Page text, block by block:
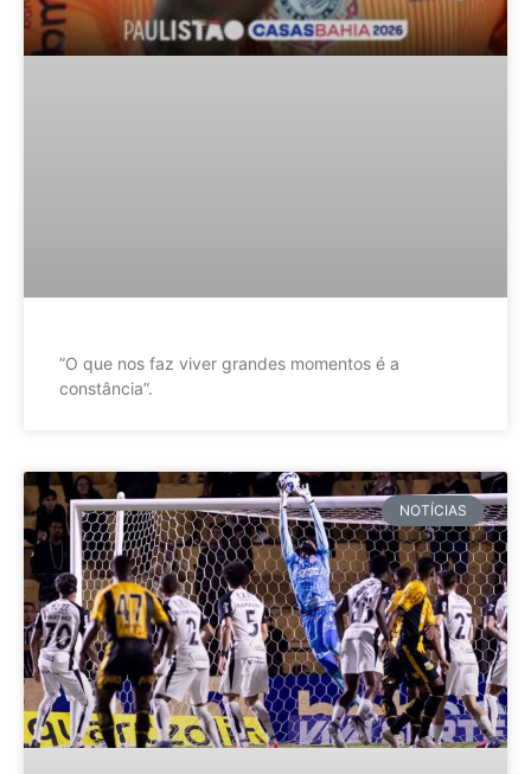
”O que nos faz viver grandes momentos é a
constância”.
NOTÍCIAS